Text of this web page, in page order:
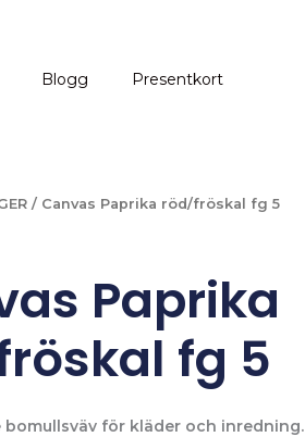
Blogg Presentkort
/ Canvas Paprika röd/fröskal fg 5
Paprika
fg 5
för kläder och inredning.